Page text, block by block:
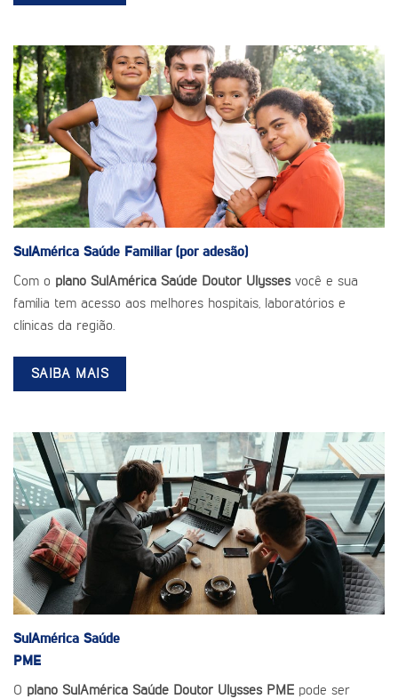
SulAmérica Saúde Familiar (por adesão)
Com o plano SulAmérica Saúde Doutor Ulysses você e sua
família tem acesso aos melhores hospitais, laboratórios e
clínicas da região.
SAIBA MAIS
SulAmérica Saúde
PME
O plano SulAmérica Saúde Doutor Ulysses PME pode ser